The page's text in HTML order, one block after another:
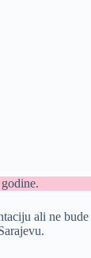
ali ne